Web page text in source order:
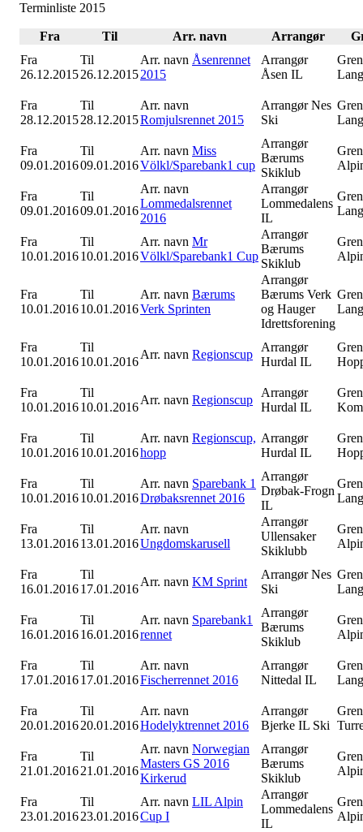
Terminliste 2015
Fra Til Arr. navn Arrangør
Fra
26.12.2015
Til
26.12.2015
Arr. navn Åsenrennet
2015
Arrangør
Åsen IL
Gren
Fra
28.12.2015
Til
28.12.2015
Arr. navn
Romjulsrennet 2015
Arrangør Nes
Ski
Gren
Fra
09.01.2016
Til
09.01.2016
Arr. navn Miss
Völkl/Sparebank1 cup
Arrangør
Bærums
Skiklub
Gren
Fra
09.01.2016
Til
09.01.2016
Arr. navn
Lommedalsrennet
2016
Arrangør
Lommedalens
IL
Gren
Fra
10.01.2016
Til
10.01.2016
Arr. navn Mr
Völkl/Sparebank1 Cup
Arrangør
Bærums
Skiklub
Gren
Fra
10.01.2016
Til
10.01.2016
Arr. navn Bærums
Verk Sprinten
Arrangør
Bærums Verk
og Hauger
Idrettsforening
Gren
Fra
10.01.2016
Til
10.01.2016
Arr. navn Regionscup
Arrangør
Hurdal IL
Gren
Fra
10.01.2016
Til
10.01.2016
Arr. navn Regionscup
Arrangør
Hurdal IL
Gren
Fra
10.01.2016
Til
10.01.2016
Arr. navn Regionscup,
hopp
Arrangør
Hurdal IL
Gren
Fra
10.01.2016
Til
10.01.2016
Arr. navn Sparebank 1
Drøbaksrennet 2016
Arrangør
Drøbak-Frogn
IL
Gren
Fra
13.01.2016
Til
13.01.2016
Arr. navn
Ungdomskarusell
Arrangør
Ullensaker
Skiklubb
Gren
Fra
16.01.2016
Til
17.01.2016
Arr. navn KM Sprint
Arrangør Nes
Ski
Gren
Fra
16.01.2016
Til
16.01.2016
Arr. navn Sparebank1
rennet
Arrangør
Bærums
Skiklub
Gren
Fra
17.01.2016
Til
17.01.2016
Arr. navn
Fischerrennet 2016
Arrangør
Nittedal IL
Gren
Fra
20.01.2016
Til
20.01.2016
Arr. navn
Hodelyktrennet 2016
Arrangør
Bjerke IL Ski
Gren
Fra
21.01.2016
Til
21.01.2016
Arr. navn Norwegian
Masters GS 2016
Kirkerud
Arrangør
Bærums
Skiklub
Gren
Fra
23.01.2016
Til
23.01.2016
Arr. navn LIL Alpin
Cup I
Arrangør
Lommedalens
IL
Gren